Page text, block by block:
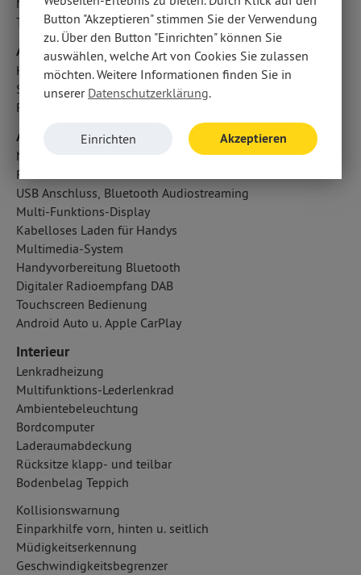
Notrufsystem
Traction Control
Airbags
Kopfairbag vorn und hinten
Seitenairbag vorn
Fahrer- /Beifahrerairbag
Audio & Kommunikation
Navigationssystem: Multimedia Navi Pro 10
Radio
USB Anschluss, Bluetooth Audiostreaming
Multi-Funktions-Display
Kabelloses Laden für Handys
Multimedia-System
Handyvorbereitung Bluetooth
Digitaler Radioempfang DAB
Touchscreen Bedienung
Android Auto u. Apple CarPlay
Interieur
Lenkradheizung
Multifunktions-Lederlenkrad
Ambientebeleuchtung
Bordcomputer
Laderaumabdeckung
Rücksitze klapp- und teilbar
Bodenbelag Teppich
Kollisionswarnung
Einparkhilfe vorn, hinten u. seitlich
Müdigkeitserkennung
Geschwindigkeitsbegrenzer
Button "Akzeptieren" stimmen Sie der Verwendung
zu. Über den Button "Einrichten" können Sie
auswählen, welche Art von Cookies Sie zulassen
möchten. Weitere Informationen finden Sie in
unserer Datenschutzerklärung.
Einrichten Akzeptieren